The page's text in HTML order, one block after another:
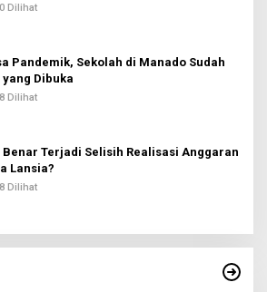
Dilihat
Pandemik, Sekolah di Manado Sudah
yang Dibuka
Dilihat
Benar Terjadi Selisih Realisasi Anggaran
Lansia?
Dilihat